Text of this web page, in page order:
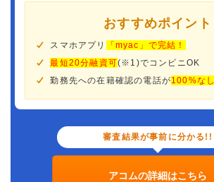
おすすめポイント
スマホアプリ
「myac」で完結！
最短20分融資可(※1)でコンビニOK
勤務先への在籍確認の電話が100%なし
審査結果が事前に分かる!!
アコムの詳細はこちら